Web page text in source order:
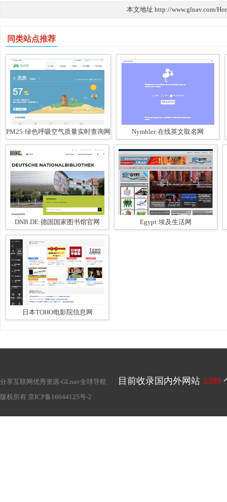
本文地址 http://www.glnav.com/
同类站点推荐
PM25:绿色呼吸空气质量实时查询网 Nymbler:在线英文取名网
DNB.DE:德国国家图书馆官网 Egypt:埃及生活网
日本TOHO电影院信息网
分享互联网优秀资源-GLnav全球导航 目前收录国内外网站 5389
版权所有 京ICP备16044125号-2